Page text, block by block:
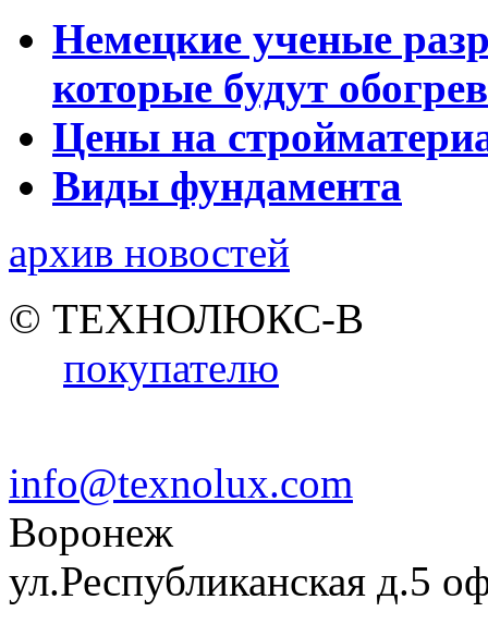
Немецкие ученые
которые будут
Цены на
Виды фундамента
архив новостей
© ТЕХНОЛЮКС-В
покупателю
info@texnolux.com
Воронеж
ул.Республиканская д.5